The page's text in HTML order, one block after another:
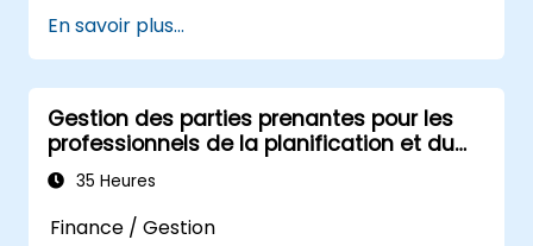
(suspecte ou réelle).
Comprendre certains des autres "points
flux de trésorerie, d'optimiser le fonds de
roulement, de gérer les relations bancaires,
de renforcer les contrôles des paiements et
de prendre des décisions éclairées en
matière de financement et d'investissement.
financier et établir un cadre structuré de
gestion du trésorerie au sein de leurs
organisations.
En savoir plus...
Gestion des parties prenantes pour les
professionnels de la planification et du
reporting financiers
35 Heures
Finance / Gestion